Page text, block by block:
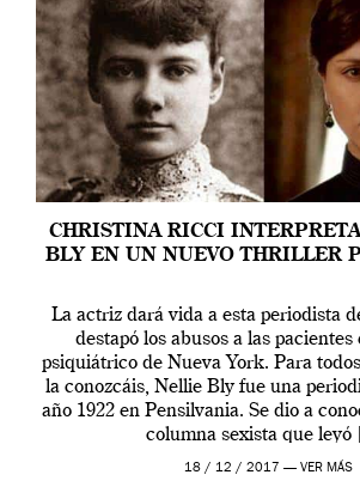
CHRISTINA RICCI
BLY EN UN NUEVO THRILLER
La actriz dará vida a esta periodista
destapó los abusos a las
psiquiátrico de Nueva York. Para
la conozcáis, Nellie Bly fue una
año 1922 en Pensilvania. Se dio a
columna sexista que leyó
18 / 12 / 2017 — VER MÁS